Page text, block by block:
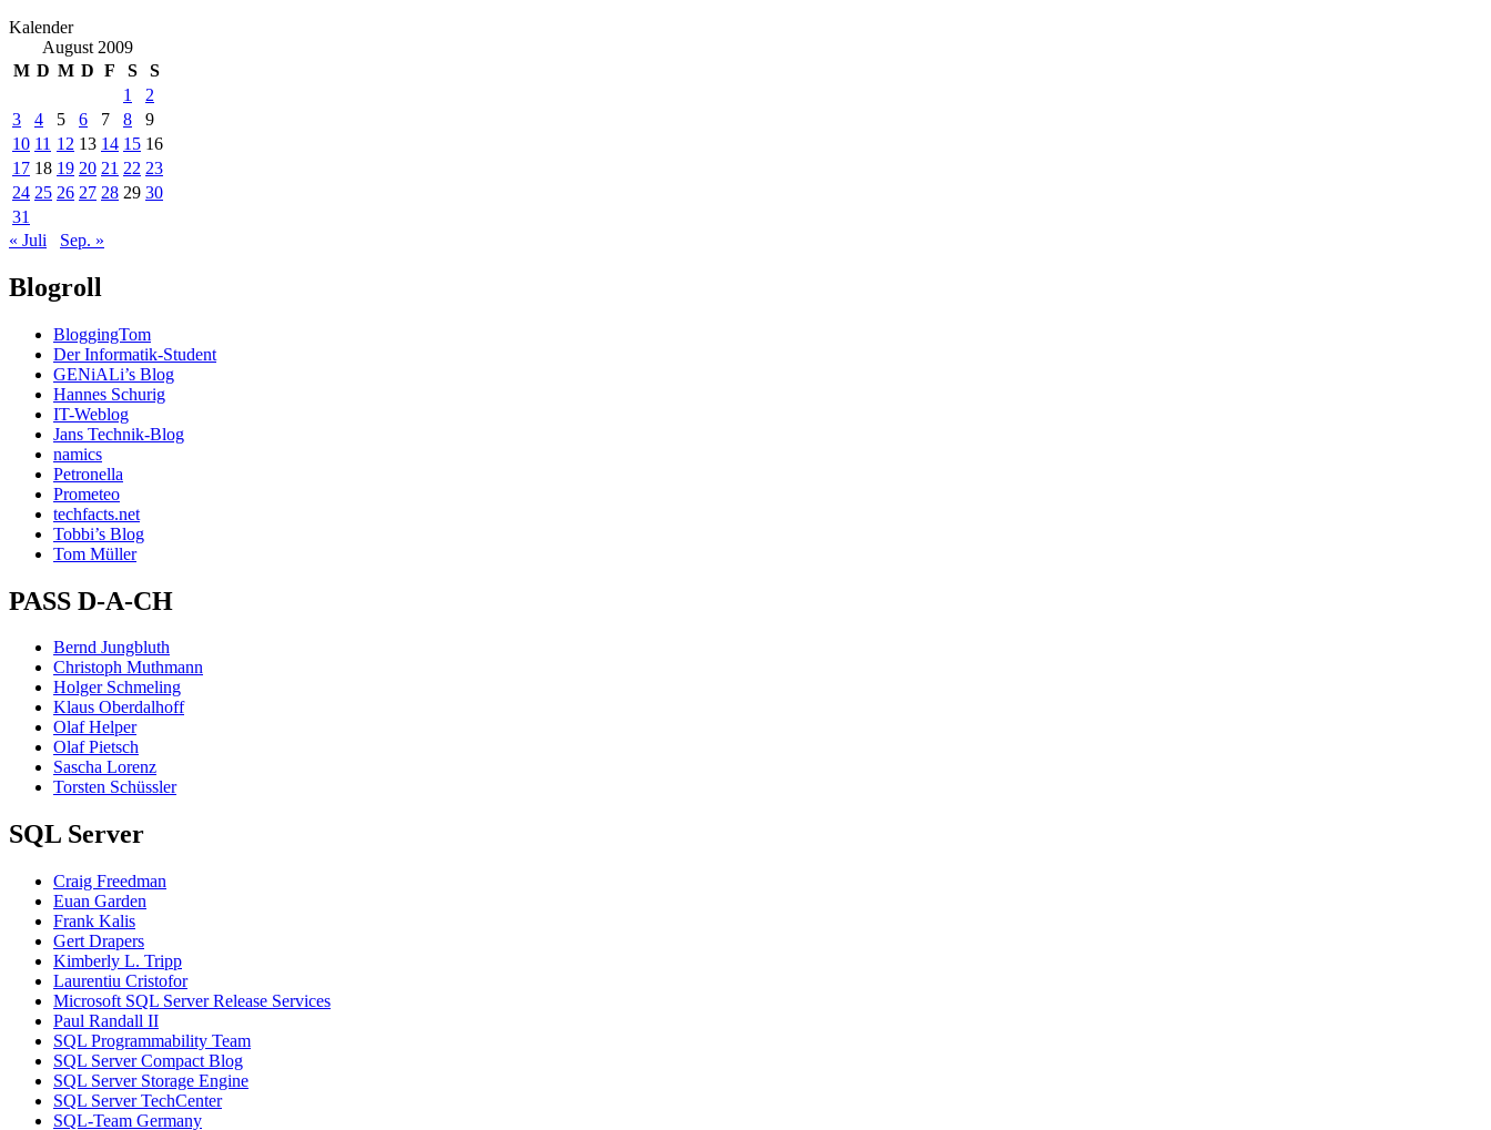
Kalender
August 2009
M D M D F S
S
1
2
3
4 5 6 7 8
9
10 11 12 13 14 15 16
17 18 19 20 21 22 23
24 25 26 27 28 29 30
31
« Juli
Sep. »
Blogroll
BloggingTom
Der Informatik-Student
GENiALi’s Blog
Hannes Schurig
IT-Weblog
Jans Technik-Blog
namics
Petronella
Prometeo
techfacts.net
Tobbi’s Blog
Tom Müller
PASS D-A-CH
Bernd Jungbluth
Christoph Muthmann
Holger Schmeling
Klaus Oberdalhoff
Olaf Helper
Olaf Pietsch
Sascha Lorenz
Torsten Schüssler
SQL Server
Craig Freedman
Euan Garden
Frank Kalis
Gert Drapers
Kimberly L. Tripp
Laurentiu Cristofor
Microsoft SQL Server Release Services
Paul Randall II
SQL Programmability Team
SQL Server Compact Blog
SQL Server Storage Engine
SQL Server TechCenter
SQL-Team Germany